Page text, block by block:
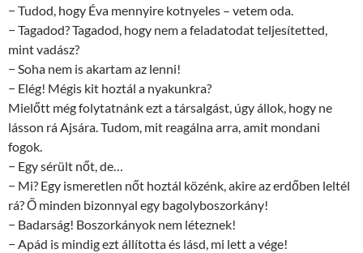
− Tudod, hogy Éva mennyire kotnyeles – vetem oda.
− Tagadod? Tagadod, hogy nem a feladatodat teljesítetted,
mint vadász?
− Soha nem is akartam az lenni!
− Elég! Mégis kit hoztál a nyakunkra?
Mielőtt még folytatnánk ezt a társalgást, úgy állok, hogy ne
lásson rá Ajsára. Tudom, mit reagálna arra, amit mondani
fogok.
− Egy sérült nőt, de…
− Mi? Egy ismeretlen nőt hoztál közénk, akire az erdőben leltél
rá? Ő minden bizonnyal egy bagolyboszorkány!
− Badarság! Boszorkányok nem léteznek!
− Apád is mindig ezt állította és lásd, mi lett a vége!